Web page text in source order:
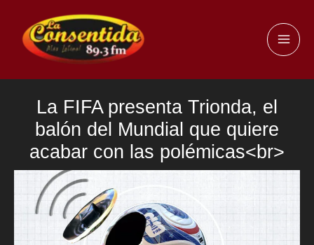
contenido
La FIFA presenta Trionda, el
balón del Mundial que quiere
acabar con las polémicas<br>